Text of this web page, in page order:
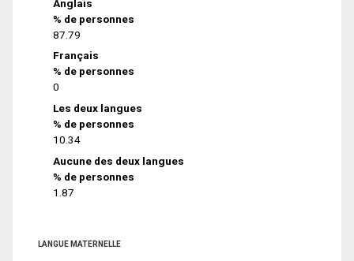
Anglais
% de personnes
87.79
Français
% de personnes
0
Les deux langues
% de personnes
10.34
Aucune des deux langues
% de personnes
1.87
LANGUE MATERNELLE